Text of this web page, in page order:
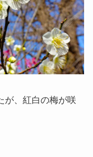
が、紅白の梅が咲